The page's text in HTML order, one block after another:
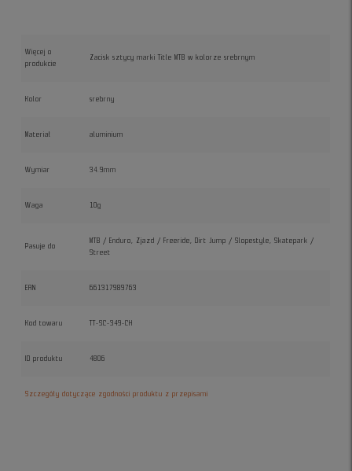
Więcej o
produkcie
Zacisk sztycy marki Title MTB w kolorze srebrnym
Kolor srebrny
Materiał aluminium
Wymiar 34.9mm
Waga 10g
Pasuje do
MTB / Enduro, Zjazd / Freeride, Dirt Jump / Slopestyle, Skatepark /
Street
EAN 661317989763
Kod towaru TT-SC-349-CH
ID produktu 4806
Szczegóły dotyczące zgodności produktu z przepisami